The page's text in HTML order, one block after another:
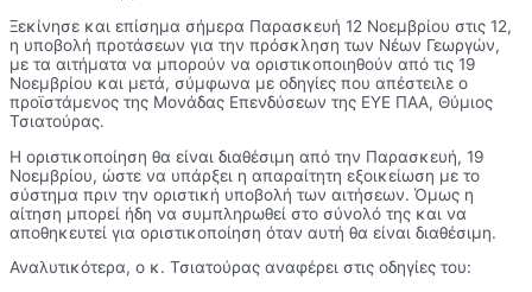
Ξεκίνησε και επίσημα σήμερα Παρασκευή 12 Νοεμβρίου στις 12,
η υποβολή προτάσεων για την πρόσκληση των Νέων Γεωργών,
με τα αιτήματα να μπορούν να οριστικοποιηθούν από τις 19
Νοεμβρίου και μετά, σύμφωνα με οδηγίες που απέστειλε ο
προϊστάμενος της Μονάδας Επενδύσεων της ΕΥΕ ΠΑΑ, Θύμιος
Τσιατούρας.
Η οριστικοποίηση θα είναι διαθέσιμη από την Παρασκευή, 19
Νοεμβρίου, ώστε να υπάρξει η απαραίτητη εξοικείωση με το
σύστημα πριν την οριστική υποβολή των αιτήσεων. Όμως η
αίτηση μπορεί ήδη να συμπληρωθεί στο σύνολό της και να
αποθηκευτεί για οριστικοποίηση όταν αυτή θα είναι διαθέσιμη.
Αναλυτικότερα, ο κ. Τσιατούρας αναφέρει στις οδηγίες του: